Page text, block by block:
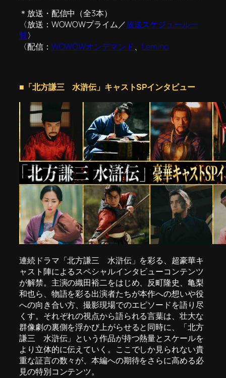
＊放送・配信中（全3本）
〈放送：WOWOWプライム／放送スケジュール一
覧〉
〈配信： WOWOWオンデマンド、 Lemino
■「北方謙三 水滸伝」キャストSPインタビュー
連続ドラマ「北方謙三 水滸伝」を彩る、超豪華キ
ャスト陣によるスペシャルインタビューコンテンツ
が解禁。主演の織田裕二をはじめ、反町隆史、亀梨
和也ら、物語を彩る出演者たちが本作への想いや役
への向き合い方、撮影現場でのエピソードを語り尽
くす。それぞれの視点から語られる言葉は、壮大な
群像劇の裏側を浮かび上がらせると同時に、「北方
謙三 水滸伝」という作品が持つ熱量とスケールを
より立体的に伝えていく。ここでしか見られない貴
重な証言の数々が、本編への期待をさらに高める必
見の特別コンテンツ。